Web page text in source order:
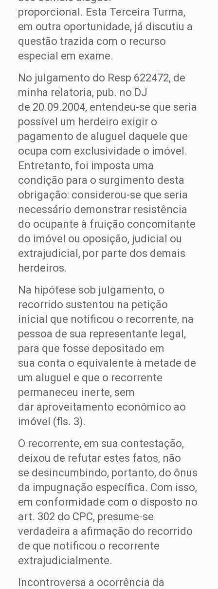
proporcional. Esta Terceira Turma,
em outra oportunidade, já discutiu a
questão trazida com o recurso
especial em exame.
No julgamento do Resp 622472, de
minha relatoria, pub. no DJ
de 20.09.2004, entendeu-se que seria
possível um herdeiro exigir o
pagamento de aluguel daquele que
ocupa com exclusividade o imóvel.
Entretanto, foi imposta uma
condição para o surgimento desta
obrigação: considerou-se que seria
necessário demonstrar resistência
do ocupante à fruição concomitante
do imóvel ou oposição, judicial ou
extrajudicial, por parte dos demais
herdeiros.
Na hipótese sob julgamento, o
recorrido sustentou na petição
inicial que notificou o recorrente, na
pessoa de sua representante legal,
para que fosse depositado em
sua conta o equivalente à metade de
um aluguel e que o recorrente
permaneceu inerte, sem
dar aproveitamento econômico ao
imóvel (fls. 3).
O recorrente, em sua contestação,
deixou de refutar estes fatos, não
se desincumbindo, portanto, do ônus
da impugnação específica. Com isso,
em conformidade com o disposto no
art. 302 do CPC, presume-se
verdadeira a afirmação do recorrido
de que notificou o recorrente
extrajudicialmente.
Incontroversa a ocorrência da